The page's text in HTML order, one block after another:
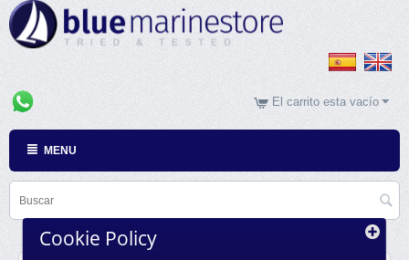
El carrito esta vacío
MENU
Sterling Power
Cookie Policy